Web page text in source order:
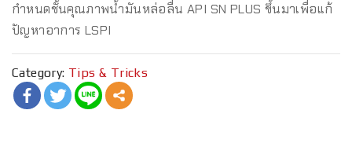
กำหนดชั้นคุณภาพน้ำมันหล่อลื่น API SN PLUS ขึ้นมาเพื่อแก้
ปัญหาอาการ LSPI
Category: Tips & Tricks